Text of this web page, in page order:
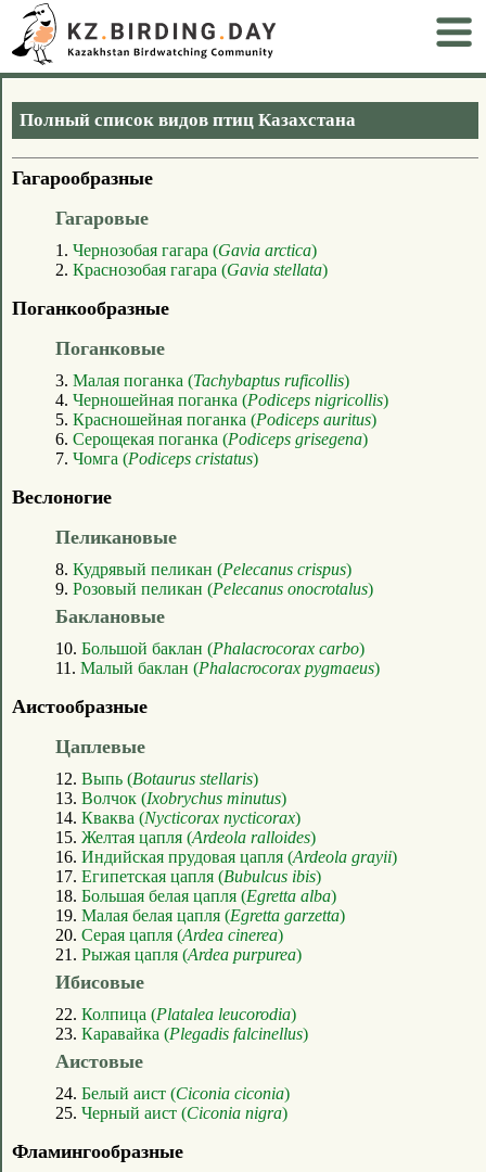
Полный список видов птиц Казахстана
Гагарообразные
Гагаровые
1. Чернозобая гагара (Gavia arctica)
2. Краснозобая гагара (Gavia stellata)
Поганкообразные
Поганковые
3. Малая поганка (Tachybaptus ruficollis)
4. Черношейная поганка (Podiceps nigricollis)
5. Красношейная поганка (Podiceps auritus)
6. Серощекая поганка (Podiceps grisegena)
7. Чомга (Podiceps cristatus)
Веслоногие
Пеликановые
8. Кудрявый пеликан (Pelecanus crispus)
9. Розовый пеликан (Pelecanus onocrotalus)
Баклановые
10. Большой баклан (Phalacrocorax carbo)
11. Малый баклан (Phalacrocorax pygmaeus)
Аистообразные
Цаплевые
12. Выпь (Botaurus stellaris)
13. Волчок (Ixobrychus minutus)
14. Кваква (Nycticorax nycticorax)
15. Желтая цапля (Ardeola ralloides)
16. Индийская прудовая цапля (Ardeola grayii)
17. Египетская цапля (Bubulcus ibis)
18. Большая белая цапля (Egretta alba)
19. Малая белая цапля (Egretta garzetta)
20. Серая цапля (Ardea cinerea)
21. Рыжая цапля (Ardea purpurea)
Ибисовые
22. Колпица (Platalea leucorodia)
23. Каравайка (Plegadis falcinellus)
Аистовые
24. Белый аист (Ciconia ciconia)
25. Черный аист (Ciconia nigra)
Фламингообразные